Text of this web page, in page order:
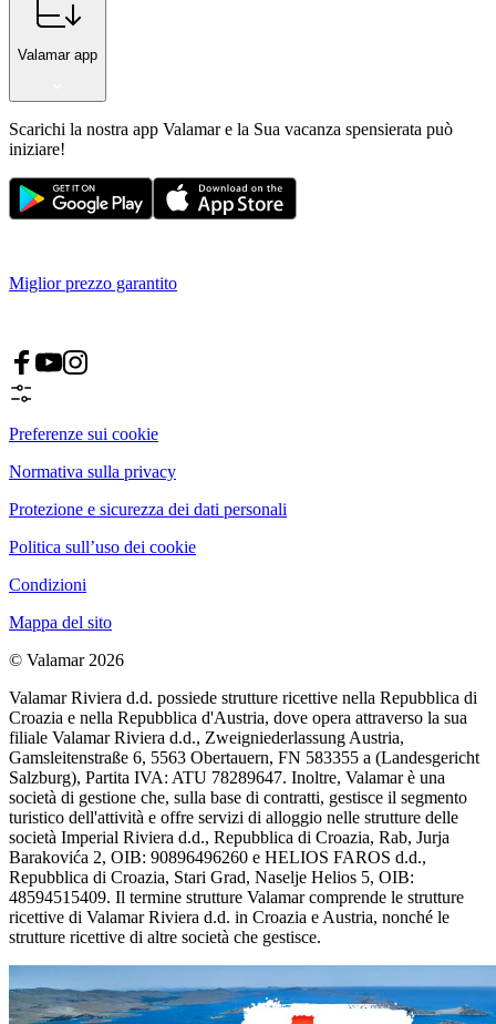
Valamar app
Scarichi la nostra app Valamar e la Sua vacanza spensierata può
iniziare!
Miglior prezzo garantito
Preferenze sui cookie
Normativa sulla privacy
Protezione e sicurezza dei dati personali
Politica sull’uso dei cookie
Condizioni
Mappa del sito
© Valamar 2026
Valamar Riviera d.d. possiede strutture ricettive nella Repubblica di
Croazia e nella Repubblica d'Austria, dove opera attraverso la sua
filiale Valamar Riviera d.d., Zweigniederlassung Austria,
Gamsleitenstraße 6, 5563 Obertauern, FN 583355 a (Landesgericht
Salzburg), Partita IVA: ATU 78289647. Inoltre, Valamar è una
società di gestione che, sulla base di contratti, gestisce il segmento
turistico dell'attività e offre servizi di alloggio nelle strutture delle
società Imperial Riviera d.d., Repubblica di Croazia, Rab, Jurja
Barakovića 2, OIB: 90896496260 e HELIOS FAROS d.d.,
Repubblica di Croazia, Stari Grad, Naselje Helios 5, OIB:
48594515409. Il termine strutture Valamar comprende le strutture
ricettive di Valamar Riviera d.d. in Croazia e Austria, nonché le
strutture ricettive di altre società che gestisce.